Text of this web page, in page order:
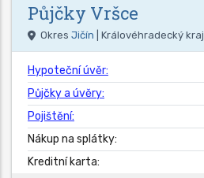
Půjčky Vršce
Okres Jičín | Královéhradecký kraj
Hypoteční úvěr:
Půjčky a úvěry:
Pojištění:
Nákup na splátky:
Kreditní karta: